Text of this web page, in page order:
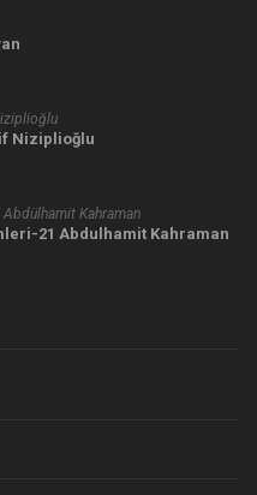
Niziplioğlu
Kahraman
21 Abdulhamit Kahraman